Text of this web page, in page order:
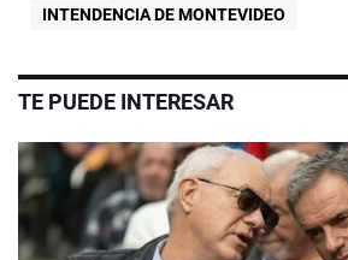
INTENDENCIA DE MONTEVIDEO
TE PUEDE INTERESAR